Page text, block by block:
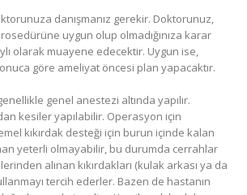
danışmanız gerekir. Doktorunuz,
uygun olup olmadığınıza karar
olarak muayene edecektir. Uygun ise,
göre ameliyat öncesi plan yapacaktır.
genel anestezi altında yapılır.
kesiler yapılabilir. Operasyon için
kıkırdak desteği için burun içinde kalan
yeterli olmayabilir, bu durumda cerrahlar
alınan kıkırdakları (kulak arkası ya da
tercih ederler. Bazen de hastanın